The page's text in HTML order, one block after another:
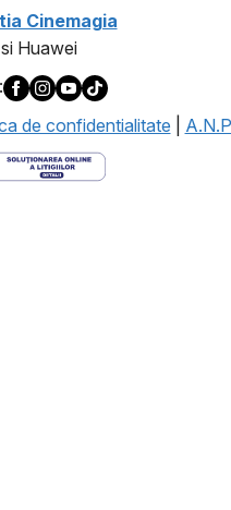
Cinemagia
Huawei
de confidentialitate